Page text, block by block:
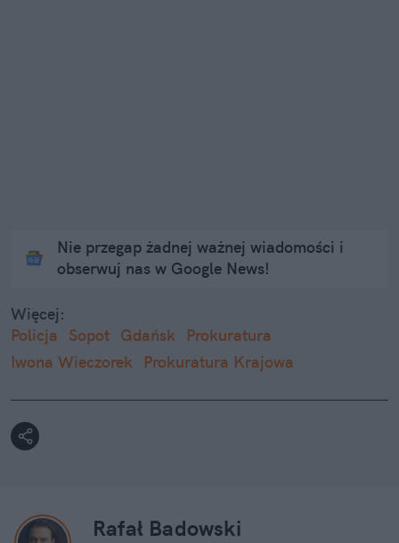
Nie przegap żadnej ważnej wiadomości i
obserwuj nas w Google News!
Więcej:
Policja
Sopot Gdańsk
Prokuratura
Iwona Wieczorek
Prokuratura Krajowa
Rafał Badowski